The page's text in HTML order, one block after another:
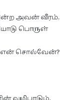
அவன் வீரம்,
பொருள்
என் சொல்வேன்?